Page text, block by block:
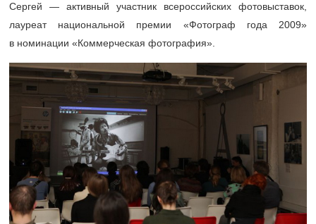
Сергей — активный участник всероссийских фотовыставок,
лауреат национальной премии «Фотограф года 2009»
в номинации «Коммерческая фотография».